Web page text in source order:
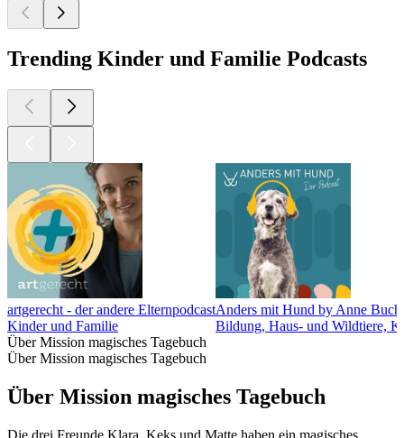
Trending Kinder und Familie Podcasts
artgerecht - der andere Elternpodcast
Kinder und Familie
Anders mit Hund by Anne
Bildung, Haus- und Wildtiere,
Über Mission magisches Tagebuch
Über Mission magisches Tagebuch
Über Mission magisches Tagebuch
Die drei Freunde Klara, Keks und Matte haben ein magisches